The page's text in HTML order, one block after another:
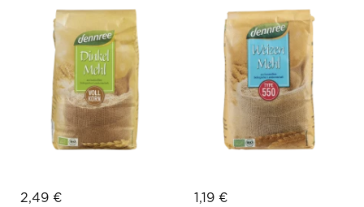
2,49 € 1,19 €